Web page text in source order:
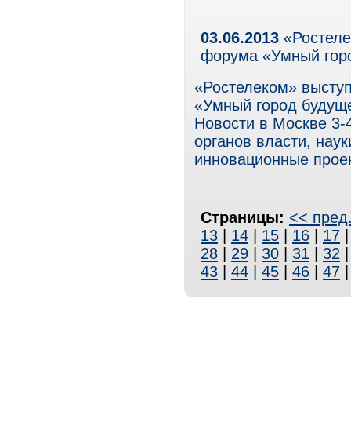
03.06.2013
форума «Умный
«Ростелеком»
«Умный город
Новости в Москве
органов власти,
инновационные
Страницы: <<
13
14 15 16 17
28
29 30 31 32
43
44 45 46 47